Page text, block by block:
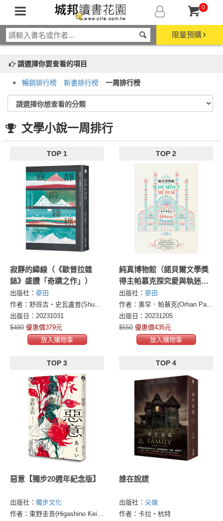
0
限量預購
請選擇你要查看的項目
暢銷排行榜 新書排行榜 一周排行榜
文學小說一周排行
TOP 1
寂靜的緯線（《歐普拉雜
誌》盛讚「奇蹟之作」）
出版社： 麥田
作者：舒班吉・史瓦盧普(Shubhangi Swarup)
出版日：20231031
$480 優惠價379元
放入購物車
TOP 2
純真博物館（諾貝爾文學獎
得主帕慕克探究愛與執迷的
經典作品）
出版社： 麥田
作者：奧罕．帕慕克(Orhan Pamuk)
出版日：20231205
$550 優惠價435元
放入購物車
TOP 3
惡意【獨步20週年紀念版】
出版社： 獨步文化
作者：東野圭吾(Higashino Keigo)
TOP 4
誰在說謊
出版社： 尖端
作者：卡拉・杭特